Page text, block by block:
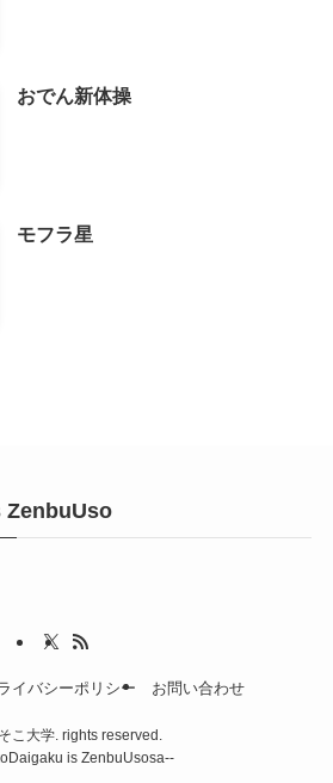
おでん新体操
モフラ星
ZenbuUso
イバシーポリシー お問い合わせ
こ大学. rights reserved.
is ZenbuUsosa--